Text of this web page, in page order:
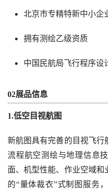
北京市专精特新中小企
拥有测绘乙级资质
中国民航局飞行程序设
02展品信息
1.低空目视航图
新航图具有完善的目视飞
流程航空测绘与地理信息
面、机型性能、作业空域
的“量体裁衣”式制图服务